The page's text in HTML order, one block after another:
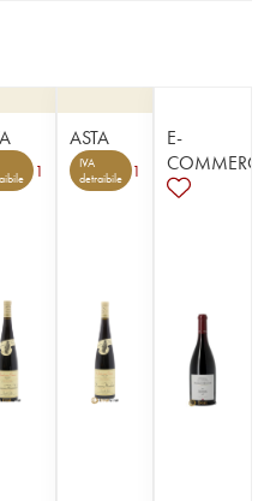
1
ASTA
IVA
detraibile
1
E-
COMMERCE